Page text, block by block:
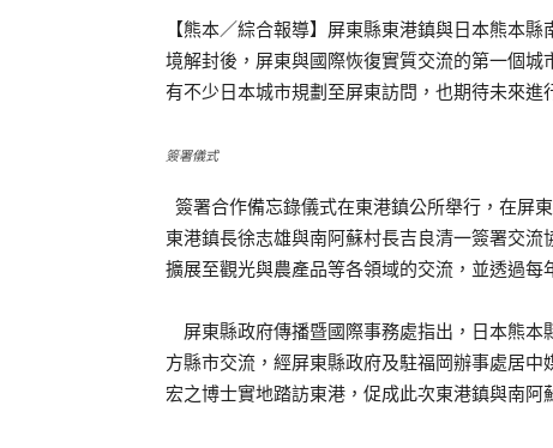
【熊本／綜合報導】屏東縣東港鎮與日本熊本
境解封後，屏東與國際恢復實質交流的第一個
有不少日本城市規劃至屏東訪問，也期待未來進
簽署儀式
簽署合作備忘錄儀式在東港鎮公所舉行，在屏
東港鎮長徐志雄與南阿蘇村長吉良清一簽署交
擴展至觀光與農產品等各領域的交流，並透過每
屏東縣政府傳播暨國際事務處指出，日本熊本
方縣市交流，經屏東縣政府及駐福岡辦事處居
宏之博士實地踏訪東港，促成此次東港鎮與南